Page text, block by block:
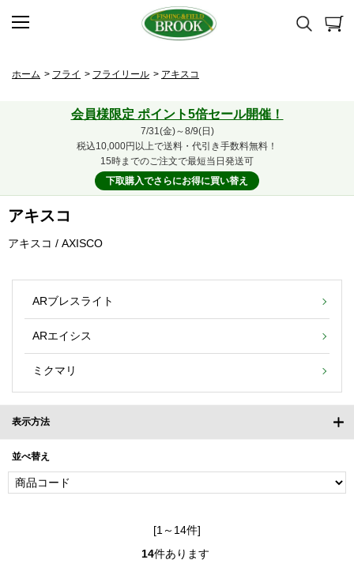
ホーム > フライ > フライリール > アキスコ
会員様限定 ポイント5倍セール開催！
7/31(金)～8/9(日)
税込10,000円以上で送料・代引き手数料無料！
15時までのご注文で最短当日発送可
下取購入でさらにお得に買い替え
アキスコ
アキスコ / AXISCO
ARブレスライト
ARエイシス
ミクマリ
表示方法
並べ替え
[1～14件]
14件あります